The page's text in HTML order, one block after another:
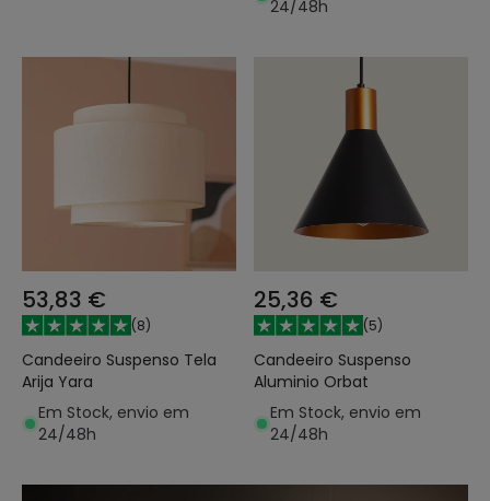
24/48h
53,83 €
(8)
Candeeiro Suspenso Tela
Arija Yara
Em Stock, envio em
24/48h
25,36 €
(5)
Candeeiro Suspenso
Aluminio Orbat
Em Stock, envio em
24/48h